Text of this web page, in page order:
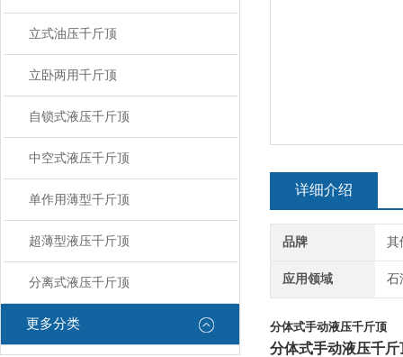
立式油压千斤顶
立卧两用千斤顶
自锁式液压千斤顶
中空式液压千斤顶
单作用薄型千斤顶
超薄型液压千斤顶
分离式液压千斤顶
更多分类
详细介绍
品牌 其
应用领域 石
分体式手动液压千斤顶
分体式手动液压千斤